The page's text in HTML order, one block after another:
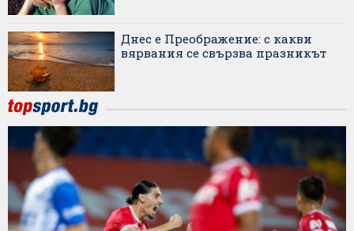
Днес е Преображение: с какви
вярвания се свързва празникът